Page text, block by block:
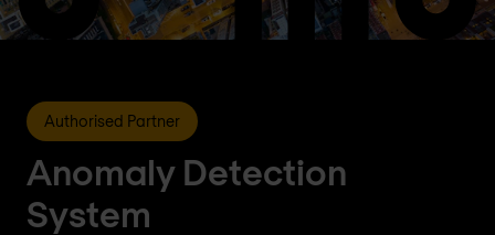
Authorised Partner
Anomaly Detection
System